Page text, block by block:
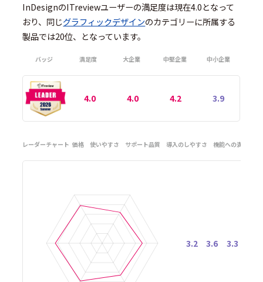
InDesignのITreviewユーザーの満足度は現在4.0となって
おり、同じグラフィックデザインのカテゴリーに所属する
製品では20位、となっています。
バッジ 満足度 大企業 中堅企業 中小企業
4.0 4.0 4.2 3.9
レーダーチャート 価格 使いやすさ サポート品質 導入のしやすさ 機能への満足度
3.2 3.6 3.3